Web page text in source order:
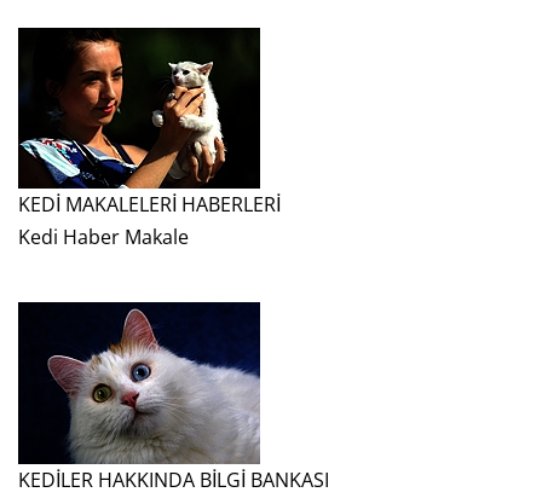
KEDİ MAKALELERİ HABERLERİ
Kedi Haber Makale
KEDİLER HAKKINDA BİLGİ BANKASI